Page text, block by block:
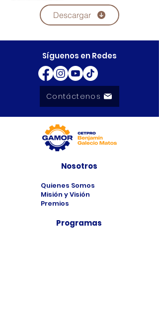
Descargar
Síguenos en Redes
Contáctenos
Nosotros
Quienes Somos
Misión y Visión
Premios
Programas